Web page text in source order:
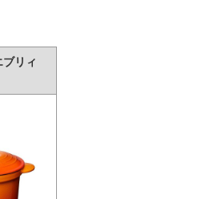
ブリィ